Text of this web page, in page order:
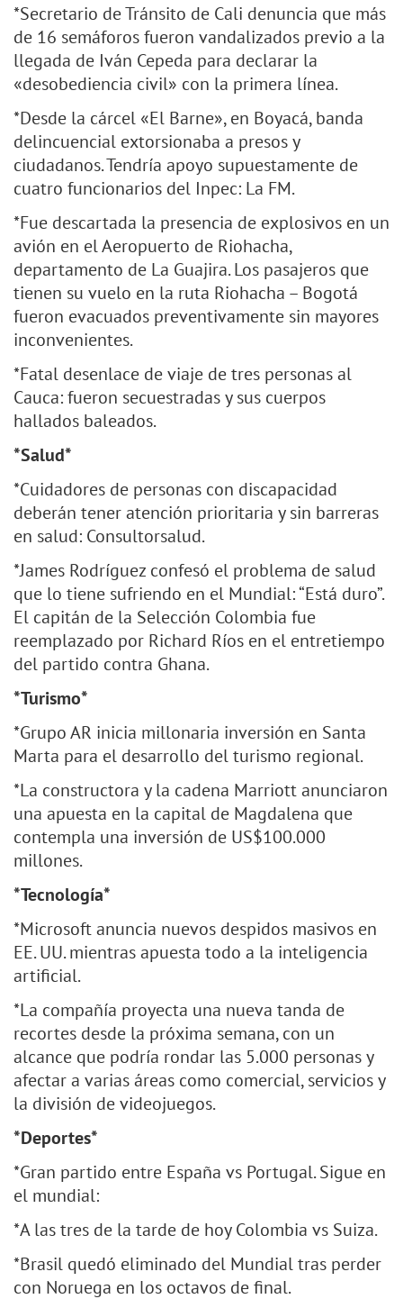
*Secretario de Tránsito de Cali denuncia que más
de 16 semáforos fueron vandalizados previo a la
llegada de Iván Cepeda para declarar la
«desobediencia civil» con la primera línea.
*Desde la cárcel «El Barne», en Boyacá, banda
delincuencial extorsionaba a presos y
ciudadanos. Tendría apoyo supuestamente de
cuatro funcionarios del Inpec: La FM.
*Fue descartada la presencia de explosivos en un
avión en el Aeropuerto de Riohacha,
departamento de La Guajira. Los pasajeros que
tienen su vuelo en la ruta Riohacha – Bogotá
fueron evacuados preventivamente sin mayores
inconvenientes.
*Fatal desenlace de viaje de tres personas al
Cauca: fueron secuestradas y sus cuerpos
hallados baleados.
*Salud*
*Cuidadores de personas con discapacidad
deberán tener atención prioritaria y sin barreras
en salud: Consultorsalud.
*James Rodríguez confesó el problema de salud
que lo tiene sufriendo en el Mundial: “Está duro”.
El capitán de la Selección Colombia fue
reemplazado por Richard Ríos en el entretiempo
del partido contra Ghana.
*Turismo*
*Grupo AR inicia millonaria inversión en Santa
Marta para el desarrollo del turismo regional.
*La constructora y la cadena Marriott anunciaron
una apuesta en la capital de Magdalena que
contempla una inversión de US$100.000
millones.
*Tecnología*
*Microsoft anuncia nuevos despidos masivos en
EE. UU. mientras apuesta todo a la inteligencia
artificial.
*La compañía proyecta una nueva tanda de
recortes desde la próxima semana, con un
alcance que podría rondar las 5.000 personas y
afectar a varias áreas como comercial, servicios y
la división de videojuegos.
*Deportes*
*Gran partido entre España vs Portugal. Sigue en
el mundial:
*A las tres de la tarde de hoy Colombia vs Suiza.
*Brasil quedó eliminado del Mundial tras perder
con Noruega en los octavos de final.